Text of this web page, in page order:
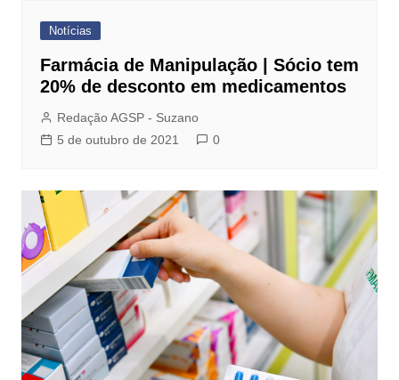
Notícias
Farmácia de Manipulação | Sócio tem
20% de desconto em medicamentos
Redação AGSP - Suzano
5 de outubro de 2021
0